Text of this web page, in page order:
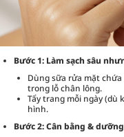
Bước 1: Làm sạch sâu
Dùng sữa rửa mặt chứa
trong lỗ chân lông.
Tẩy trang mỗi ngày (dù
hình.
Bước 2: Cân bằng &